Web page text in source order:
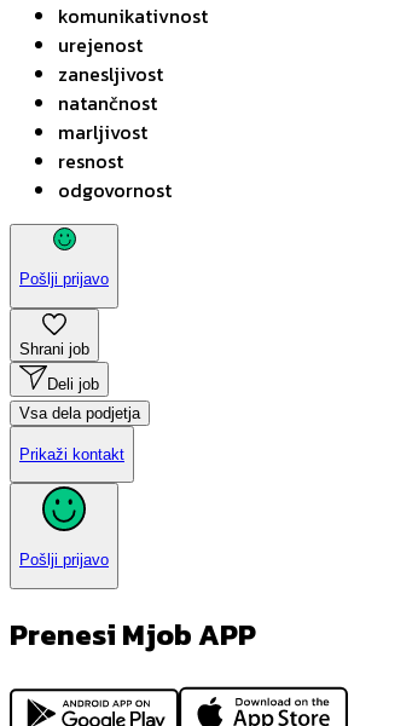
komunikativnost
urejenost
zanesljivost
natančnost
marljivost
resnost
odgovornost
Pošlji prijavo
Shrani job
Deli job
Vsa dela podjetja
Prikaži kontakt
Pošlji prijavo
Prenesi Mjob APP